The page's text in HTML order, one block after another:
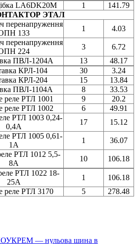
LA6DK20M 1
141.79
ЭТАЛ
перенапруження
133
1 4.03
перенапруження
224
3
6.72
ПВЛ-1204A 13
48.17
КРЛ-104 30
3.24
КРЛ-204 15
13.84
ПВЛ-1104А 8
33.53
реле РТЛ 1001 9
20.2
реле РТЛ 1002 6
49.91
РТЛ 1003 0,24-
0,4A
17 15.12
РТЛ 1005 0,61-
1A
1 36.07
РТЛ 1012 5,5-
8A
10 106.18
РТЛ 1022 18-
25A
1
106.18
реле РТЛ 3170 5 278.48
— нульова шина в